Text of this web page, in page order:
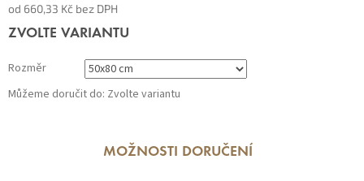
od 660,33 Kč bez DPH
Měrná
ZVOLTE VARIANTU
Rozměr
Můžeme doručit do: Zvolte variantu
MOŽNOSTI DORUČENÍ